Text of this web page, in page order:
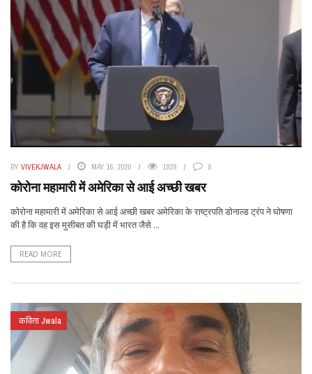
BY VIVEKJWALA MAY 16, 2020 1829 8
कोरोना महामारी में अमेरिका से आई अच्छी खबर
कोरोना महामारी में अमेरिका से आई अच्छी खबर अमेरिका के राष्ट्रपति डोनाल्ड ट्रंप ने घोषणा
की है कि वह इस मुसीबत की घड़ी में भारत जैसे ...
READ MORE
कविता Jwala